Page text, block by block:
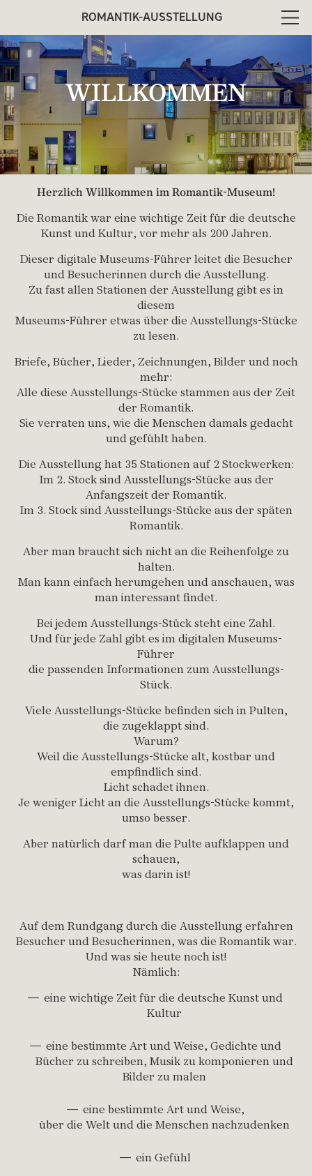
ROMANTIK-AUSSTELLUNG
WILLKOMMEN
Herzlich Willkommen im Romantik-Museum!
Die Romantik war eine wichtige Zeit für die deutsche
Kunst und Kultur, vor mehr als 200 Jahren.
Dieser digitale Museums-Führer leitet die Besucher
und Besucherinnen durch die Ausstellung.
Zu fast allen Stationen der Ausstellung gibt es in
diesem
Museums-Führer etwas über die Ausstellungs-Stücke
zu lesen.
Briefe, Bücher, Lieder, Zeichnungen, Bilder und noch
mehr:
Alle diese Ausstellungs-Stücke stammen aus der Zeit
der Romantik.
Sie verraten uns, wie die Menschen damals gedacht
und gefühlt haben.
Die Ausstellung hat 35 Stationen auf 2 Stockwerken:
Im 2. Stock sind Ausstellungs-Stücke aus der
Anfangszeit der Romantik.
Im 3. Stock sind Ausstellungs-Stücke aus der späten
Romantik.
Aber man braucht sich nicht an die Reihenfolge zu
halten.
Man kann einfach herumgehen und anschauen, was
man interessant findet.
Bei jedem Ausstellungs-Stück steht eine Zahl.
Und für jede Zahl gibt es im digitalen Museums-
Führer
die passenden Informationen zum Ausstellungs-
Stück.
Viele Ausstellungs-Stücke befinden sich in Pulten,
die zugeklappt sind.
Warum?
Weil die Ausstellungs-Stücke alt, kostbar und
empfindlich sind.
Licht schadet ihnen.
Je weniger Licht an die Ausstellungs-Stücke kommt,
umso besser.
Aber natürlich darf man die Pulte aufklappen und
schauen,
was darin ist!
Auf dem Rundgang durch die Ausstellung erfahren
Besucher und Besucherinnen, was die Romantik war.
Und was sie heute noch ist!
Nämlich:
eine wichtige Zeit für die deutsche Kunst und
Kultur
eine bestimmte Art und Weise, Gedichte und
Bücher zu schreiben, Musik zu komponieren und
Bilder zu malen
eine bestimmte Art und Weise,
über die Welt und die Menschen nachzudenken
ein Gefühl